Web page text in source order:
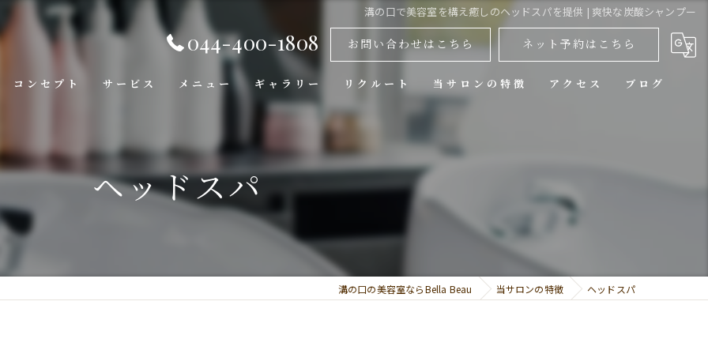
溝の口で美容室を構え癒しのヘッドスパを提供 | 爽快な炭酸シャンプー
044-400-1808 お問い合わせはこちら ネット予約はこちら
コンセプト サービス メニュー ギャラリー リクルート 当サロンの特徴
トリートメント
縮毛矯正
アクセス ブログ
ヘッドスパ
溝の口の美容室ならBella Beau 当サロンの特徴 ヘッドスパ